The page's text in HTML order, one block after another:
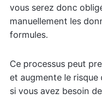
vous serez donc
manuellement les
formules.
Ce processus peut
et augmente le risque
si vous avez besoin